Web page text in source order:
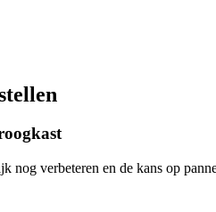
nog verbeteren en de kans op